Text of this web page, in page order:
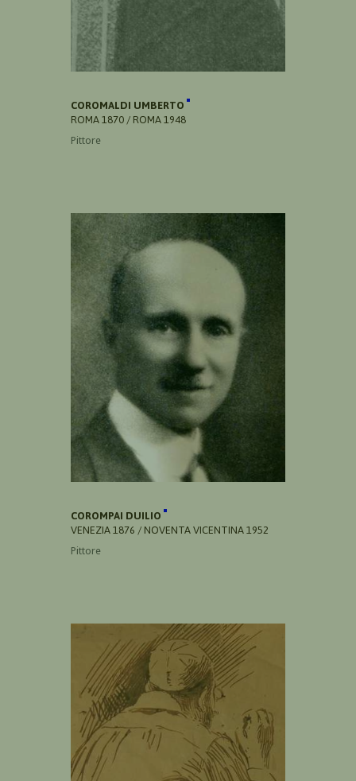
COROMALDI UMBERTO
ROMA 1870 / ROMA 1948
Pittore
COROMPAI DUILIO
VENEZIA 1876 / NOVENTA VICENTINA 1952
Pittore